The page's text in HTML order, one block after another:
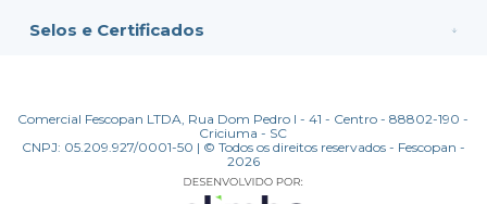
Selos e Certificados
Comercial Fescopan LTDA, Rua Dom Pedro I - 41 - Centro - 88802-190 -
Criciuma - SC
CNPJ: 05.209.927/0001-50 | © Todos os direitos reservados - Fescopan -
2026